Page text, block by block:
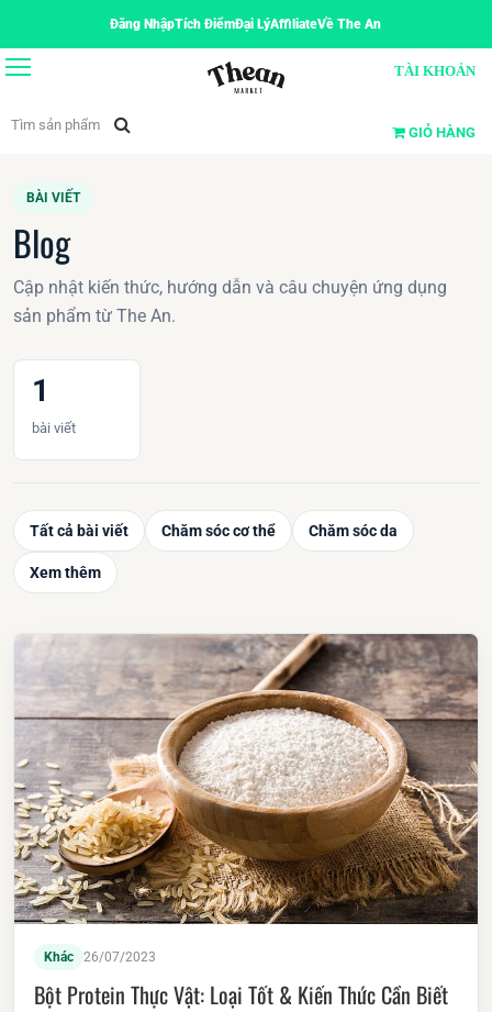
Đăng NhậpTích ĐiểmĐại LýAffiliateVề The An
TÀI KHOẢN
GIỎ HÀNG
BÀI VIẾT
Blog
Cập nhật kiến thức, hướng dẫn và câu chuyện ứng dụng
sản phẩm từ The An.
1
bài viết
Tất cả bài viết Chăm sóc cơ thể Chăm sóc da
Xem thêm
Khác 26/07/2023
Bột Protein Thực Vật: Loại Tốt & Kiến Thức Cần Biết